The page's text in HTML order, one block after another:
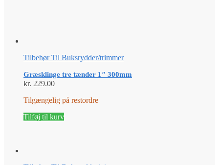
Tilbehør Til Buksrydder/trimmer
Græsklinge tre tænder 1″ 300mm
kr. 229.00
Tilgængelig på restordre
Tilføj til kurv